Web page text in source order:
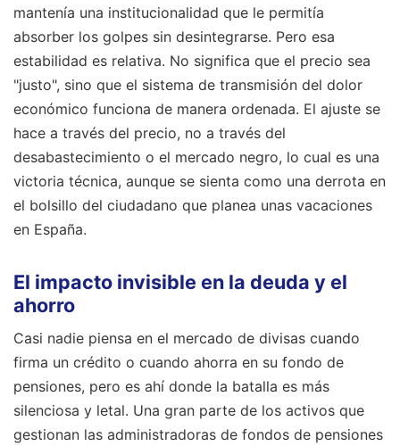
mantenía una institucionalidad que le permitía
absorber los golpes sin desintegrarse. Pero esa
estabilidad es relativa. No significa que el precio sea
"justo", sino que el sistema de transmisión del dolor
económico funciona de manera ordenada. El ajuste se
hace a través del precio, no a través del
desabastecimiento o el mercado negro, lo cual es una
victoria técnica, aunque se sienta como una derrota en
el bolsillo del ciudadano que planea unas vacaciones
en España.
El impacto invisible en la deuda y el
ahorro
Casi nadie piensa en el mercado de divisas cuando
firma un crédito o cuando ahorra en su fondo de
pensiones, pero es ahí donde la batalla es más
silenciosa y letal. Una gran parte de los activos que
gestionan las administradoras de fondos de pensiones